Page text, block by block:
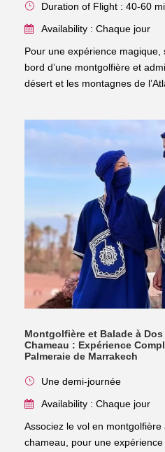
Duration of Flight : 40-60
Availability : Chaque jour
Pour une expérience magique,
bord d’une montgolfière et
désert et les montagnes de
Montgolfière et Balade à Dos
Chameau : Expérience
Palmeraie de Marrakech
Une demi-journée
Availability : Chaque jour
Associez le vol en
chameau, pour une